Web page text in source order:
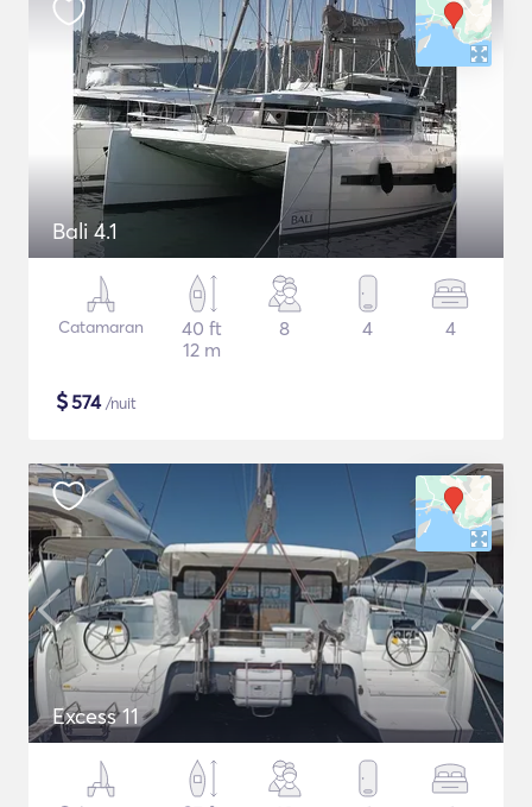
Bali 4.1
Catamaran
40 ft
12 m
8 4 4
$574/nuit
Excess 11